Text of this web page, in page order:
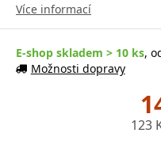
Více informací
E-shop skladem > 10 ks,
Možnosti dopravy
123